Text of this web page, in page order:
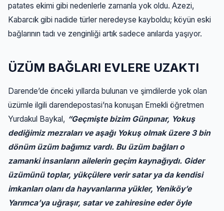
patates ekimi gibi nedenlerle zamanla yok oldu. Azezi,
Kabarcık gibi nadide türler neredeyse kayboldu; köyün eski
bağlarının tadı ve zenginliği artık sadece anılarda yaşıyor.
ÜZÜM BAĞLARI EVLERE UZAKTI
Darende’de önceki yıllarda bulunan ve şimdilerde yok olan
üzümle ilgili darendepostasi’na konuşan Emekli öğretmen
Yurdakul Baykal, “Geçmişte bizim Günpınar, Yokuş
dediğimiz mezraları ve aşağı Yokuş olmak üzere 3 bin
dönüm üzüm bağımız vardı. Bu üzüm bağları o
zamanki insanların ailelerin geçim kaynağıydı. Gider
üzümünü toplar, yükçülere verir satar ya da kendisi
imkanları olanı da hayvanlarına yükler, Yeniköy’e
Yarımca’ya uğraşır, satar ve zahiresine eder öyle